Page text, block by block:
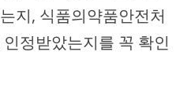
지, 식품의약품안전처
정받았는지를 꼭 확인